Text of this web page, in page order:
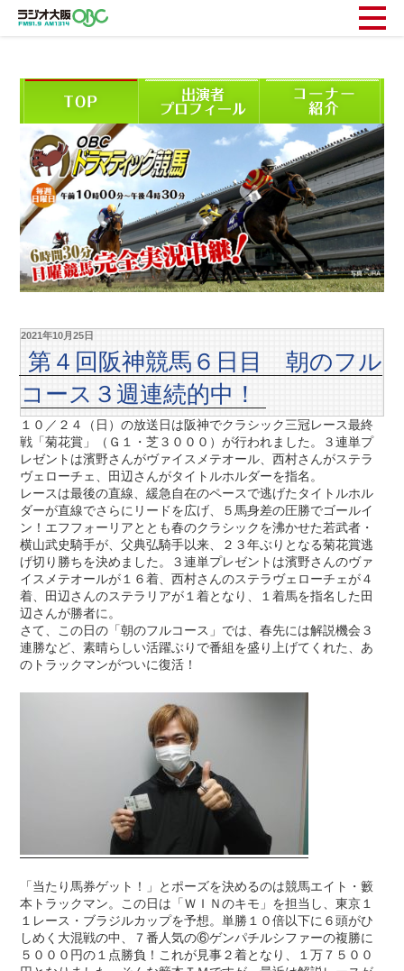
2021年10月25日
第４回阪神競馬６日目 朝のフル
コース３週連続的中！
１０／２４（日）の放送日は阪神でクラシック三冠レース最終
戦「菊花賞」（Ｇ１・芝３０００）が行われました。３連単プ
レゼントは濱野さんがヴァイスメテオール、西村さんがステラ
ヴェローチェ、田辺さんがタイトルホルダーを指名。
レースは最後の直線、緩急自在のペースで逃げたタイトルホル
ダーが直線でさらにリードを広げ、５馬身差の圧勝でゴールイ
ン！エフフォーリアととも春のクラシックを沸かせた若武者・
横山武史騎手が、父典弘騎手以来、２３年ぶりとなる菊花賞逃
げ切り勝ちを決めました。３連単プレゼントは濱野さんのヴァ
イスメテオールが１６着、西村さんのステラヴェローチェが４
着、田辺さんのステラリアが１着となり、１着馬を指名した田
辺さんが勝者に。
さて、この日の「朝のフルコース」では、春先には解説機会３
連勝など、素晴らしい活躍ぶりで番組を盛り上げてくれた、あ
のトラックマンがついに復活！
「当たり馬券ゲット！」とポーズを決めるのは競馬エイト・籔
本トラックマン。この日は「ＷＩＮのキモ」を担当し、東京１
１レース・ブラジルカップを予想。単勝１０倍以下に６頭がひ
しめく大混戦の中、７番人気の⑥ゲンパチルシファーの複勝に
５０００円の１点勝負！これが見事２着となり、１万７５００